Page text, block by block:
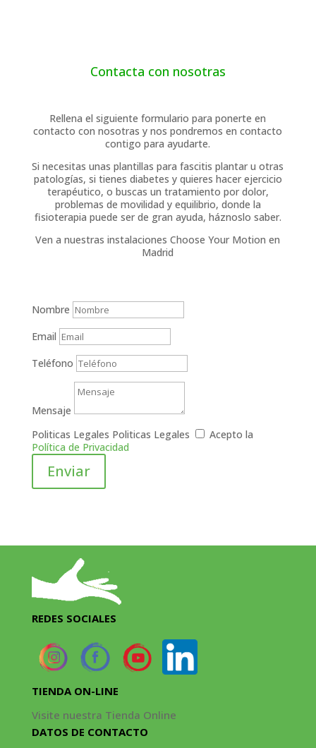
Contacta con nosotras
Rellena el siguiente formulario para ponerte en
contacto con nosotras y nos pondremos en contacto
contigo para ayudarte.
Si necesitas unas plantillas para fascitis plantar u otras
patologías, si tienes diabetes y quieres hacer ejercicio
terapéutico, o buscas un tratamiento por dolor,
problemas de movilidad y equilibrio, donde la
fisioterapia puede ser de gran ayuda, háznoslo saber.
Ven a nuestras instalaciones Choose Your Motion en
Madrid
Nombre
Email
Teléfono
Mensaje
Politicas Legales Politicas Legales
Acepto la
Política de Privacidad
Enviar
REDES SOCIALES
TIENDA ON-LINE
Visite nuestra Tienda Online
DATOS DE CONTACTO